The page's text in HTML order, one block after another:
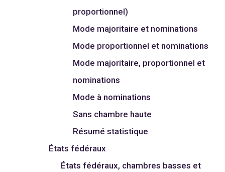
proportionnel)
Mode majoritaire et nominations
Mode proportionnel et nominations
Mode majoritaire, proportionnel et
nominations
Mode à nominations
Sans chambre haute
Résumé statistique
États fédéraux
États fédéraux, chambres basses et